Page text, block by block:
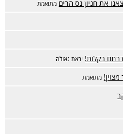
את חניון נס הרים מתואמת
בקלות! יראת גאולה
מתואמת